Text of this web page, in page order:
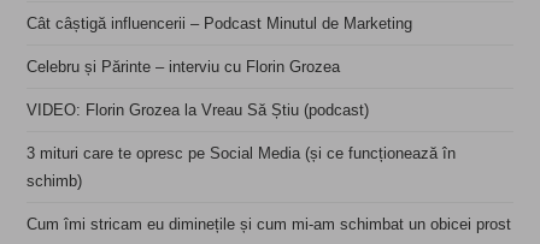
Cât câștigă influencerii – Podcast Minutul de Marketing
Celebru și Părinte – interviu cu Florin Grozea
VIDEO: Florin Grozea la Vreau Să Știu (podcast)
3 mituri care te opresc pe Social Media (și ce funcționează în
schimb)
Cum îmi stricam eu diminețile și cum mi-am schimbat un obicei prost